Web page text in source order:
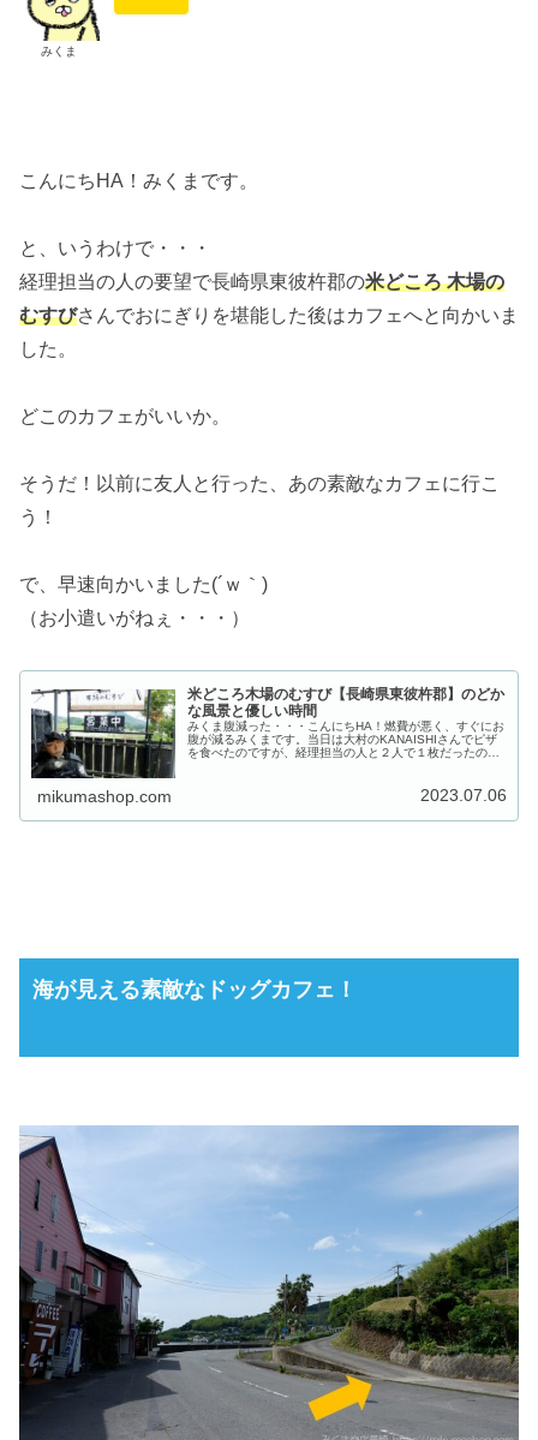
みくま
こんにちHA！みくまです。
と、いうわけで・・・
経理担当の人の要望で長崎県東彼杵郡の米どころ 木場の
むすびさんでおにぎりを堪能した後はカフェへと向かいま
した。
どこのカフェがいいか。
そうだ！以前に友人と行った、あの素敵なカフェに行こ
う！
で、早速向かいました(´ｗ｀)
（お小遣いがねぇ・・・）
米どころ木場のむすび【長崎県東彼杵郡】のどか
な風景と優しい時間
みくま腹減った・・・こんにちHA！燃費が悪く、すぐにお
腹が減るみくまです。当日は大村のKANAISHIさんでピザ
を食べたのですが、経理担当の人と２人で１枚だったので
mikumashop.com 2023.07.06
海が見える素敵なドッグカフェ ！